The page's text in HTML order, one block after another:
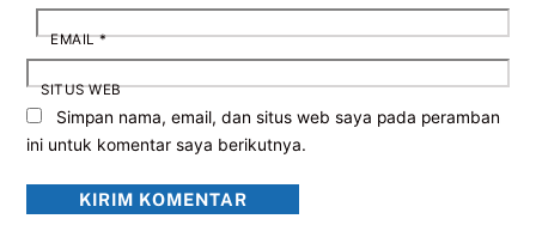
EMAIL*
SITUS WEB
Simpan nama, email, dan situs web saya pada peramban
ini untuk komentar saya berikutnya.